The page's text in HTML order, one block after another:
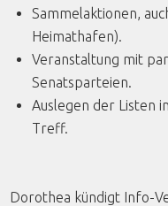
Sammelaktionen,
Heimathafen).
Veranstaltung mit
Senatsparteien.
Auslegen der Listen
Treff.
Dorothea kündigt Info-